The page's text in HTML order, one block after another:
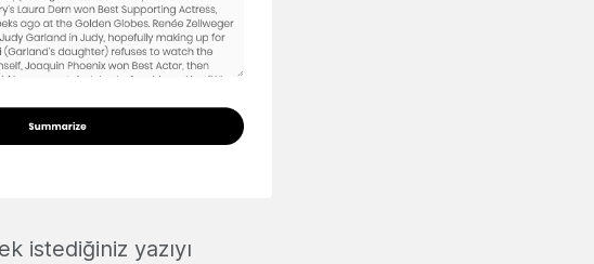
istediğiniz yazıyı